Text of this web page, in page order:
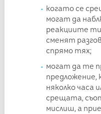
когато се
могат да
реакциите ти
сменят
спрямо тях;
могат да те
няколко часа
срещата,
мислиш, а